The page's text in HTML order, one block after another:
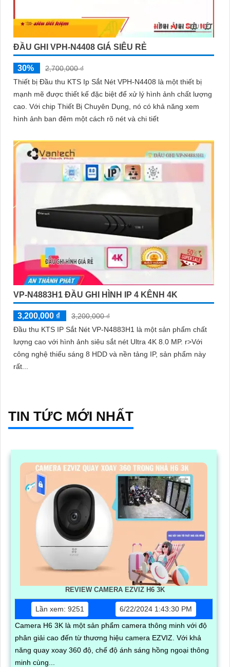
ĐẦU GHI VPH-N4408 GIÁ SIÊU RẺ
30%
2,700,000 ₫
Thiết bị Đầu thu KTS Ip Sắt Nét VPH-N4408 là một thiết bị
mạnh mẽ được thiết kế đặc biệt để xử lý hình ảnh chất lượng
cao. Với chip Thiết Bị Chuyên Dụng, nó có khả năng xem
hình ảnh ban đêm một cách rõ nét và chi tiết
VP-N4883H1 ĐẦU GHI HÌNH IP 4 KÊNH 4K
3,200,000 ₫
3,200,000 ₫
Đầu thu KTS IP Sắt Nét VP-N4883H1 là một sản phẩm chất
lượng cao với hình ảnh siêu sắt nét Ultra 4K 8.0 MP. r>Với
công nghệ thiếu sáng 8 HDD và nền tảng IP, sản phẩm này
rất...
TIN TỨC MỚI NHẤT
REVIEW CAMERA EZVIZ H6 3K
Lần xem: 9251
6/22/2024 1:43:30 PM
Camera H6 3K là một sản phẩm camera thông minh với độ
phân giải cao đến từ thương hiệu camera EZVIZ. Với khả
năng quay xoay 360 độ, chế độ ánh sáng hồng ngoại thông
minh cùng...